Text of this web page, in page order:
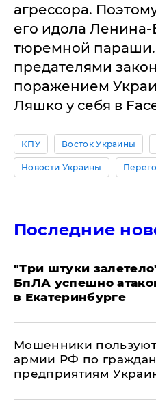
агрессора.
его идола Ленина-
тюремной параши.
предателями
поражением
Ляшко у себя в
КПУ Восток Украины
Новости Украины
Последние
"Три штуки
БпЛА успешно
в Екатеринбурге
Мошенники
армии РФ по
предприятиям